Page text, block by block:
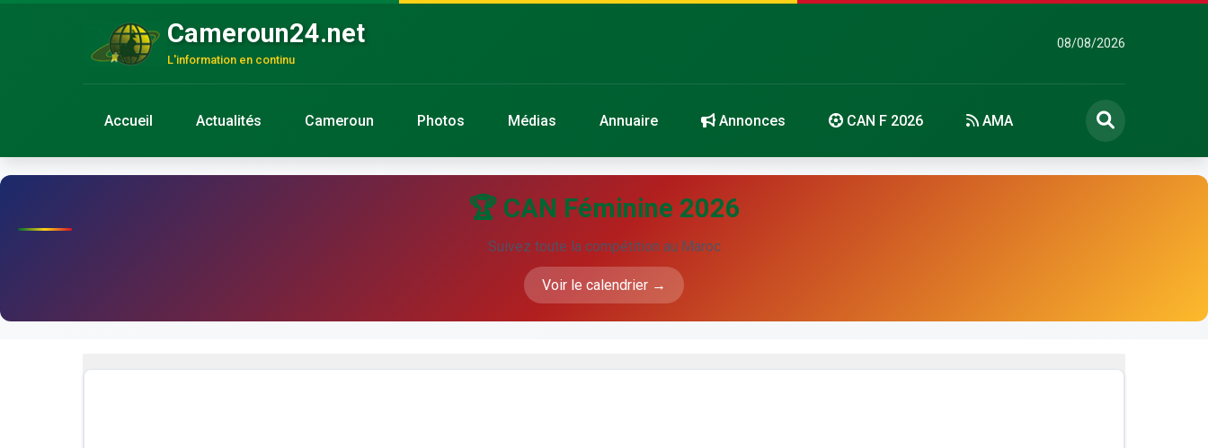
Cameroun24.net
L'information en continu
08/08/2026
Accueil Actualités Cameroun Photos Médias Annuaire Annonces CAN F 2026 AMA
🏆 CAN Féminine 2026
Suivez toute la compétition au Maroc
Voir le calendrier →